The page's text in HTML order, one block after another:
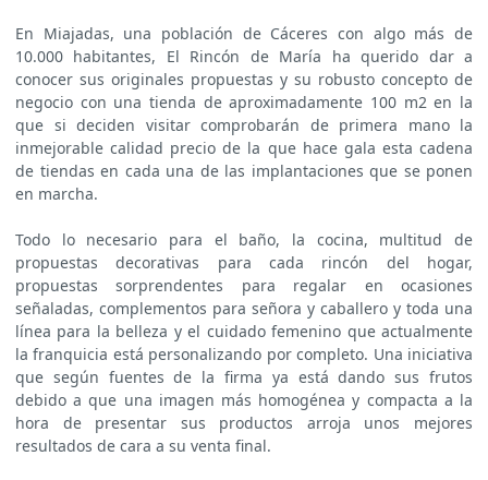
En Miajadas, una población de Cáceres con algo más de
10.000 habitantes, El Rincón de María ha querido dar a
conocer sus originales propuestas y su robusto concepto de
negocio con una tienda de aproximadamente 100 m2 en la
que si deciden visitar comprobarán de primera mano la
inmejorable calidad precio de la que hace gala esta cadena
de tiendas en cada una de las implantaciones que se ponen
en marcha.
Todo lo necesario para el baño, la cocina, multitud de
propuestas decorativas para cada rincón del hogar,
propuestas sorprendentes para regalar en ocasiones
señaladas, complementos para señora y caballero y toda una
línea para la belleza y el cuidado femenino que actualmente
la franquicia está personalizando por completo. Una iniciativa
que según fuentes de la firma ya está dando sus frutos
debido a que una imagen más homogénea y compacta a la
hora de presentar sus productos arroja unos mejores
resultados de cara a su venta final.